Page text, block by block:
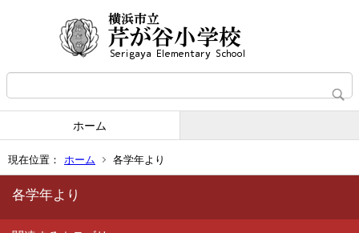
ホーム
現在位置： ホーム 各学年より
各学年より